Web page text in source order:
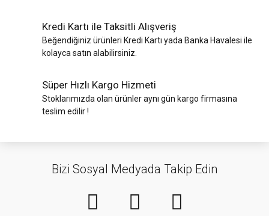
Kredi Kartı ile Taksitli Alışveriş
Beğendiğiniz ürünleri Kredi Kartı yada Banka Havalesi ile
kolayca satın alabilirsiniz.
Süper Hızlı Kargo Hizmeti
Stoklarımızda olan ürünler aynı gün kargo firmasına
teslim edilir !
Bizi Sosyal Medyada Takip Edin